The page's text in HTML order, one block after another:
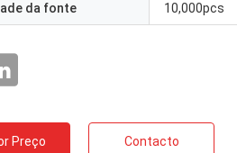
da fonte 10,000pcs
Preço Contacto